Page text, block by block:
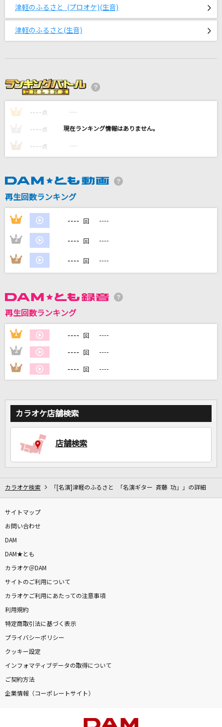
Little Glee Monster
アイデンティティ
サカナクション
『リロ&スティッチ』/日本語版)
Travis Japan
Walking with you
[生音]クリスマスキャロルの頃には
中島みゆき
カラオケ最新情報をチェック！
津軽のふるさと (プロオケ)(生音)
津軽のふるさと(生音)
1 ---- 点 ----
---- 点 ----
3 ---- 点 ----
再生回数ランキング
1 ---- 回 ----
2 ---- 回 ----
3 ---- 回 ----
再生回数ランキング
1 ---- 回 ----
2 ---- 回 ----
3 ---- 回 ----
カラオケ店舗検索
店舗検索
カラオケ検索 「[名演]津軽のふるさと 「名演ギター 斉藤 功」」の詳細
サイトマップ
お問い合わせ
DAM
DAM★とも
カラオケ＠DAM
サイトのご利用について
カラオケご利用にあたっての注意事項
利用規約
特定商取引法に基づく表示
プライバシーポリシー
クッキー設定
インフォマティブデータの取得について
ご契約方法
企業情報（コーポレートサイト）